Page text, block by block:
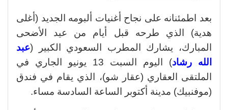
بعد اطمئنانه على نجاح أغنيات ألبومه الجديد (أغلى
هدية) الذي طرحه قبل أيام من عيد الأضحى
المبارك، يشارك المطرب السعودي الكبير (عبد
الله رشاد
) اليوم السبت 13 يونيو الجاري في
الملتقى العقاري (عقار شو)، الذي يقام في فندق
(موفنبيك) مدينة أكتوبر الساعة السادسة مساء.